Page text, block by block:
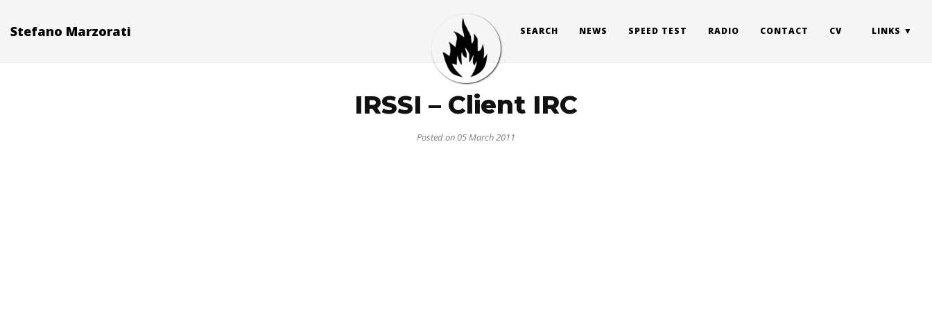
Stefano Marzorati SEARCH NEWS SPEED TEST RADIO CONTACT CV LINKS
IRSSI – Client IRC
Posted on 05 March 2011